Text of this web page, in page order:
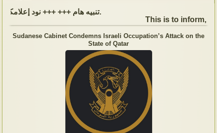
This is to inform,
Sudanese Cabinet Condemns Israeli Occupation’s Attack on the
State of Qatar